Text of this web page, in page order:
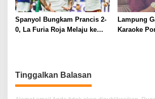
Spanyol Bungkam Prancis 2-
0, La Furia Roja Melaju ke
Lampung
Karaoke
Tinggalkan Balasan